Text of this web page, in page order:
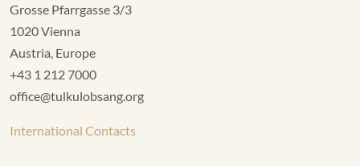
Grosse Pfarrgasse 3/3
1020 Vienna
Austria, Europe
+43 1 212 7000
office@tulkulobsang.org
International Contacts